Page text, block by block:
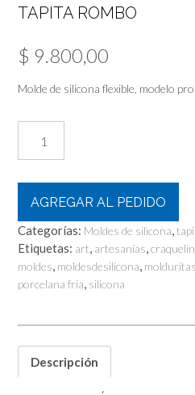
TAPITA ROMBO
$ 9.800,00
Molde de silicona flexible, modelo
Rombo
cantidad
AGREGAR AL PEDIDO
Categorías: Moldes de silicona,
Etiquetas: art, artesanías,
moldes, moldesdesilicona, molduritas
porcelana fria, silicona
Descripción